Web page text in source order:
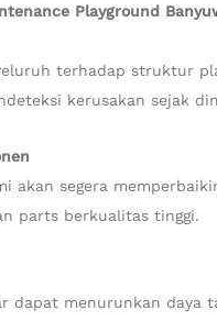
Playground
terhadap struktur
kerusakan sejak
akan segera
parts berkualitas tinggi.
dapat menurunkan daya